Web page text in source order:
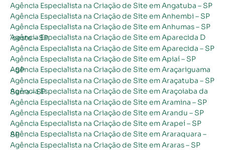
Agência Especialista na Criação de Site em Angatuba – SP
Agência Especialista na Criação de Site em Anhembi – SP
Agência Especialista na Criação de Site em Anhumas – SP
Agência Especialista na Criação de Site em Aparecida D´oeste – SP
Agência Especialista na Criação de Site em Aparecida – SP
Agência Especialista na Criação de Site em Apiaí – SP
Agência Especialista na Criação de Site em Araçariguama – SP
Agência Especialista na Criação de Site em Araçatuba – SP
Agência Especialista na Criação de Site em Araçoiaba da Serra – SP
Agência Especialista na Criação de Site em Aramina – SP
Agência Especialista na Criação de Site em Arandu – SP
Agência Especialista na Criação de Site em Arapeí – SP
Agência Especialista na Criação de Site em Araraquara – SP
Agência Especialista na Criação de Site em Araras – SP